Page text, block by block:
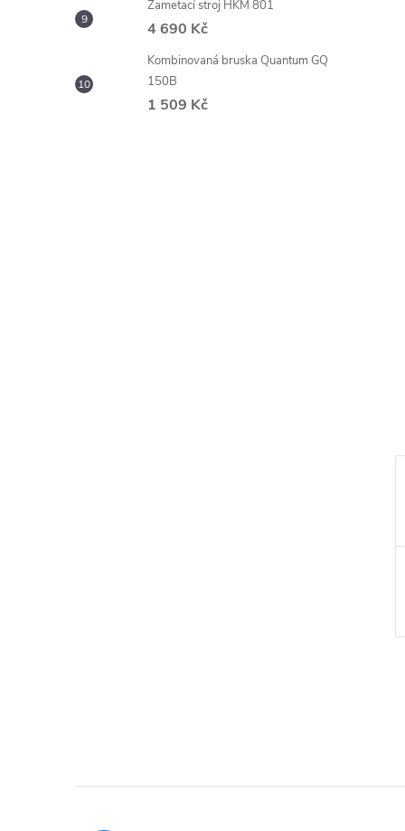
Zametací stroj HKM 801
4 690 Kč
Kombinovaná bruska Quantum GQ
150B
1 509 Kč